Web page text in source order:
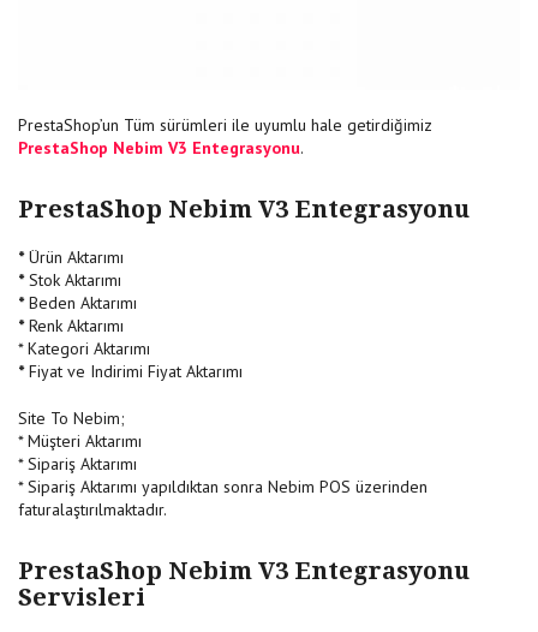
PrestaShop’un Tüm sürümleri ile uyumlu hale getirdiğimiz
PrestaShop Nebim V3 Entegrasyonu.
PrestaShop Nebim V3 Entegrasyonu
*Ürün Aktarımı
*Stok Aktarımı
*Beden Aktarımı
*Renk Aktarımı
* Kategori Aktarımı
*Fiyat ve Indirimi Fiyat Aktarımı
Site To Nebim;
* Müşteri Aktarımı
* Sipariş Aktarımı
* Sipariş Aktarımı yapıldıktan sonra Nebim POS üzerinden
faturalaştırılmaktadır.
PrestaShop Nebim V3 Entegrasyonu
Servisleri